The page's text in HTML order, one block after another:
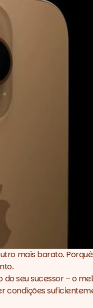
mais barato.
seu sucessor – o
condições